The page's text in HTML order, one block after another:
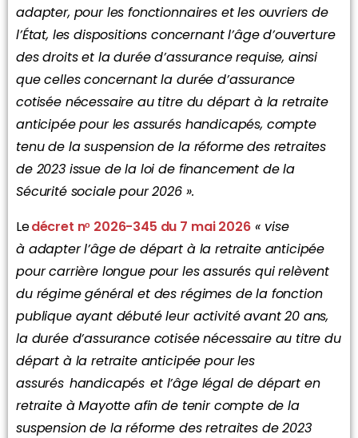
adapter, pour les fonctionnaires et les ouvriers de
l’État, les dispositions concernant l’âge d’ouverture
des droits et la durée d’assurance requise, ainsi
que celles concernant la durée d’assurance
cotisée nécessaire au titre du départ à la retraite
anticipée pour les assurés handicapés, compte
tenu de la suspension de la réforme des retraites
de 2023 issue de la loi de financement de la
Sécurité sociale pour 2026 ».
Ledécret nᵒ 2026-345 du 7 mai 2026 « vise
à adapter l’âge de départ à la retraite anticipée
pour carrière longue pour les assurés qui relèvent
du régime général et des régimes de la fonction
publique ayant débuté leur activité avant 20 ans,
la durée d’assurance cotisée nécessaire au titre du
départ à la retraite anticipée pour les
assurés handicapés et l’âge légal de départ en
retraite à Mayotte afin de tenir compte de la
suspension de la réforme des retraites de 2023